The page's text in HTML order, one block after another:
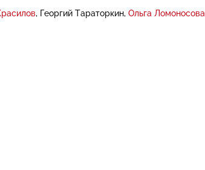
Георгий Тараторкин Ольга Ломоносова